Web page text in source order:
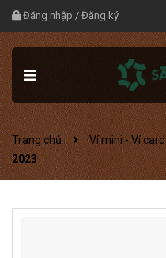
Đăng nhập / Đăng ký
Trang chủ Ví mini - Ví card
2023